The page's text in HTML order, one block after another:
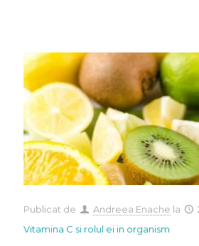
Publicat de Andreea Enache la
Vitamina C si rolul ei in organism